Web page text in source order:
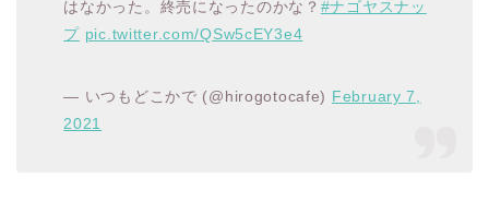
はなかった。終売になったのかな？ #ナゴヤスナッ
プ pic.twitter.com/QSw5cEY3e4
— いつもどこかで (@hirogotocafe) February 7,
2021